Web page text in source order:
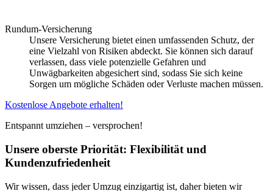
Rundum-Versicherung
Unsere Versicherung bietet einen umfassenden Schutz, der
eine Vielzahl von Risiken abdeckt. Sie können sich darauf
verlassen, dass viele potenzielle Gefahren und
Unwägbarkeiten abgesichert sind, sodass Sie sich keine
Sorgen um mögliche Schäden oder Verluste machen müssen.
Kostenlose Angebote erhalten!
Entspannt umziehen – versprochen!
Unsere oberste Priorität: Flexibilität und
Kundenzufriedenheit
Wir wissen, dass jeder Umzug einzigartig ist, daher bieten wir